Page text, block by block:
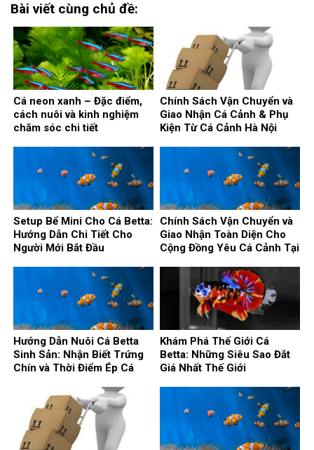
Bài viết cùng chủ đề:
Cá neon xanh – Đặc điểm,
cách nuôi và kinh nghiệm
chăm sóc chi tiết
Chính Sách Vận Chuyển và
Giao Nhận Cá Cảnh & Phụ
Kiện Từ Cá Cảnh Hà Nội
Setup Bể Mini Cho Cá Betta:
Hướng Dẫn Chi Tiết Cho
Người Mới Bắt Đầu
Chính Sách Vận Chuyển và
Giao Nhận Toàn Diện Cho
Cộng Đồng Yêu Cá Cảnh Tại
Hướng Dẫn Nuôi Cá Betta
Sinh Sản: Nhận Biết Trứng
Chín và Thời Điểm Ép Cá
Khám Phá Thế Giới Cá
Betta: Những Siêu Sao Đắt
Giá Nhất Thế Giới